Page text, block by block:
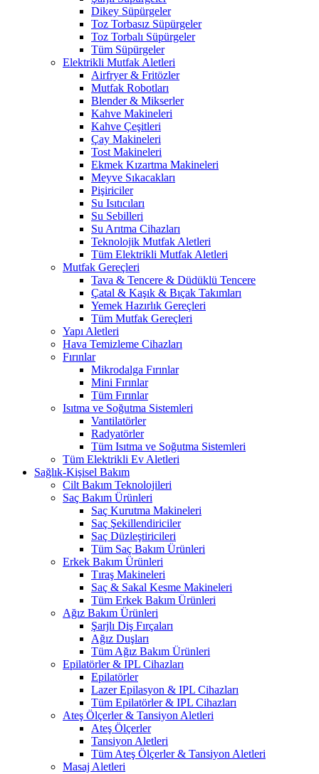
Dikey Süpürgeler
Toz Torbasız Süpürgeler
Toz Torbalı Süpürgeler
Tüm Süpürgeler
Elektrikli Mutfak Aletleri
Airfryer & Fritözler
Mutfak Robotları
Blender & Mikserler
Kahve Makineleri
Kahve Çeşitleri
Çay Makineleri
Tost Makineleri
Ekmek Kızartma Makineleri
Meyve Sıkacakları
Pişiriciler
Su Isıtıcıları
Su Sebilleri
Su Arıtma Cihazları
Teknolojik Mutfak Aletleri
Tüm Elektrikli Mutfak Aletleri
Mutfak Gereçleri
Tava & Tencere & Düdüklü Tencere
Çatal & Kaşık & Bıçak Takımları
Yemek Hazırlık Gereçleri
Tüm Mutfak Gereçleri
Yapı Aletleri
Hava Temizleme Cihazları
Fırınlar
Mikrodalga Fırınlar
Mini Fırınlar
Tüm Fırınlar
Isıtma ve Soğutma Sistemleri
Vantilatörler
Radyatörler
Tüm Isıtma ve Soğutma Sistemleri
Tüm Elektrikli Ev Aletleri
Sağlık-Kişisel Bakım
Cilt Bakım Teknolojileri
Saç Bakım Ürünleri
Saç Kurutma Makineleri
Saç Şekillendiriciler
Saç Düzleştiricileri
Tüm Saç Bakım Ürünleri
Erkek Bakım Ürünleri
Tıraş Makineleri
Saç & Sakal Kesme Makineleri
Tüm Erkek Bakım Ürünleri
Ağız Bakım Ürünleri
Şarjlı Diş Fırçaları
Ağız Duşları
Tüm Ağız Bakım Ürünleri
Epilatörler & IPL Cihazları
Epilatörler
Lazer Epilasyon & IPL Cihazları
Tüm Epilatörler & IPL Cihazları
Ateş Ölçerler & Tansiyon Aletleri
Ateş Ölçerler
Tansiyon Aletleri
Tüm Ateş Ölçerler & Tansiyon Aletleri
Masaj Aletleri